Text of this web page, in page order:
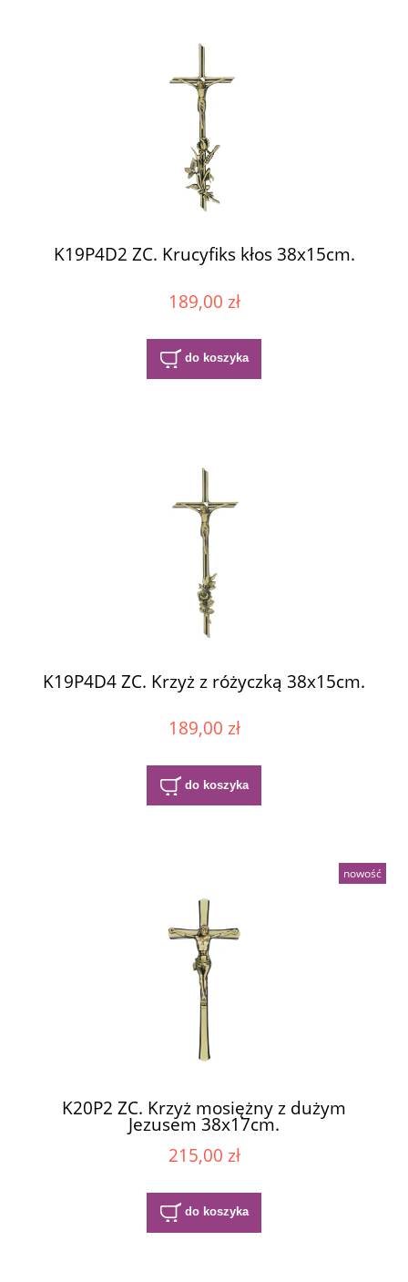
K19P4D2 ZC. Krucyfiks kłos 38x15cm.
189,00 zł
do koszyka
K19P4D4 ZC. Krzyż z różyczką 38x15cm.
189,00 zł
do koszyka
K20P2 ZC. Krzyż mosiężny z dużym
Jezusem 38x17cm.
215,00 zł
do koszyka
nowość